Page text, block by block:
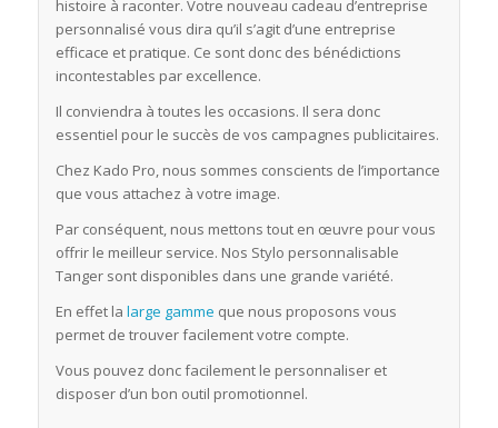
histoire à raconter. Votre nouveau cadeau d’entreprise
personnalisé vous dira qu’il s’agit d’une entreprise
efficace et pratique. Ce sont donc des bénédictions
incontestables par excellence.
Il conviendra à toutes les occasions. Il sera donc
essentiel pour le succès de vos campagnes publicitaires.
Chez Kado Pro, nous sommes conscients de l’importance
que vous attachez à votre image.
Par conséquent, nous mettons tout en œuvre pour vous
offrir le meilleur service. Nos Stylo personnalisable
Tanger sont disponibles dans une grande variété.
En effet la large gamme que nous proposons vous
permet de trouver facilement votre compte.
Vous pouvez donc facilement le personnaliser et
disposer d’un bon outil promotionnel.